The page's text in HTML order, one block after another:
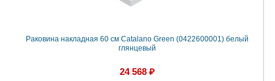
Раковина накладная 60 см Catalano Green (0422600001) белый
глянцевый
24 568 ₽